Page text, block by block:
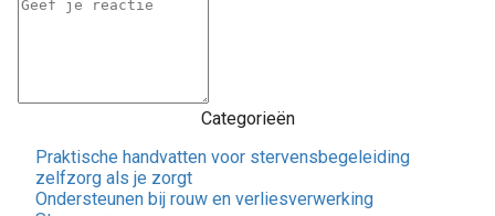
Categorieën
Praktische handvatten voor stervensbegeleiding
zelfzorg als je zorgt
Ondersteunen bij rouw en verliesverwerking